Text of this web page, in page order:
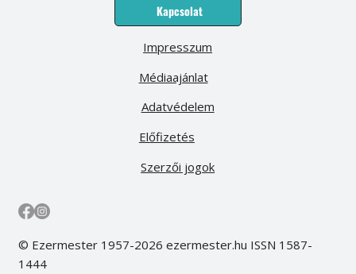
Kapcsolat
Médiaajánlat
Előfizetés
Impresszum
Adatvédelem
Szerzői jogok
© Ezermester 1957-2026 ezermester.hu ISSN 1587-
1444